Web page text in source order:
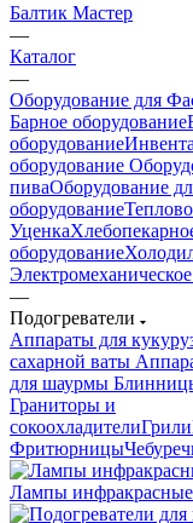
Балтик Мастер
—
Каталог
—
Оборудование для
Барное оборудование
оборудование
оборудование
пиваОборудование
оборудование
Уценка
оборудование
—
Подогреватели
Аппараты для
сахарной ваты
для шаурмы
Граниторы и
сокоохладителиГрили
Фритюрницы
Лампы инфракрасные